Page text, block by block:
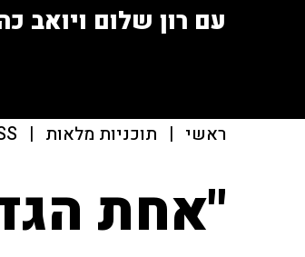
עם רון שלום ויואב
ראשי | תוכניות מלאות |
"אחת